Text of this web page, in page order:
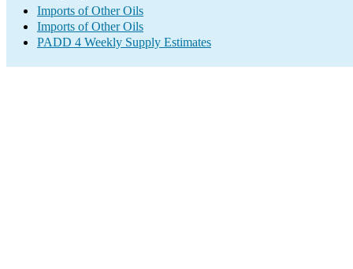
Imports of Other Oils
Imports of Other Oils
PADD 4 Weekly Supply Estimates